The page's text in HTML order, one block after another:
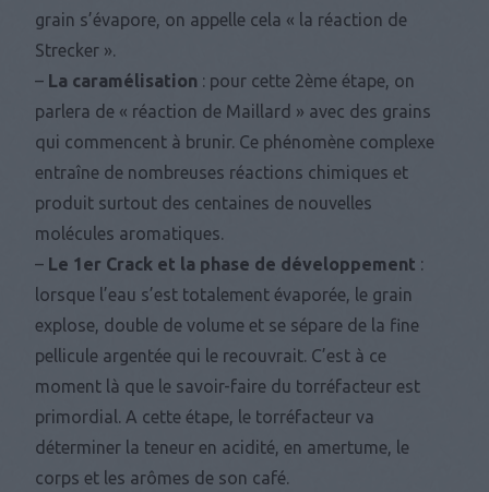
grain s’évapore, on appelle cela « la réaction de
Strecker ».
– La caramélisation : pour cette 2ème étape, on
parlera de « réaction de Maillard » avec des grains
qui commencent à brunir. Ce phénomène complexe
entraîne de nombreuses réactions chimiques et
produit surtout des centaines de nouvelles
molécules aromatiques.
– Le 1er Crack et la phase de développement :
lorsque l’eau s’est totalement évaporée, le grain
explose, double de volume et se sépare de la fine
pellicule argentée qui le recouvrait. C’est à ce
moment là que le savoir-faire du torréfacteur est
primordial. A cette étape, le torréfacteur va
déterminer la teneur en acidité, en amertume, le
corps et les arômes de son café.